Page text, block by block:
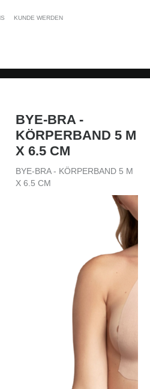
KUNDE WERDEN
BYE-BRA -
KÖRPERBAND 5 M
X 6.5 CM
BYE-BRA - KÖRPERBAND 5 M
X 6.5 CM